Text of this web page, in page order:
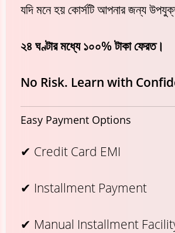
যদি মনে হয় কোর্সটি আপনার জন্য
২৪ ঘণ্টার মধ্যে ১০০% টাকা ফেরত।
No Risk. Learn with
Easy Payment Options
✔ Credit Card EMI
✔ Installment Payment
✔ Manual Installment